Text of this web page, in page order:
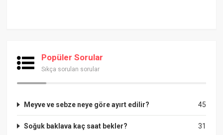
Popüler Sorular
Sıkça sorulan sorular
45
Meyve ve sebze neye göre ayırt edilir?
31
Soğuk baklava kaç saat bekler?